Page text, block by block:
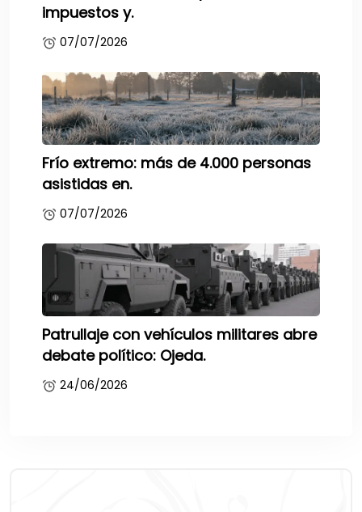
impuestos y.
07/07/2026
Frío extremo: más de 4.000 personas
asistidas en.
07/07/2026
Patrullaje con vehículos militares abre
debate político: Ojeda.
24/06/2026